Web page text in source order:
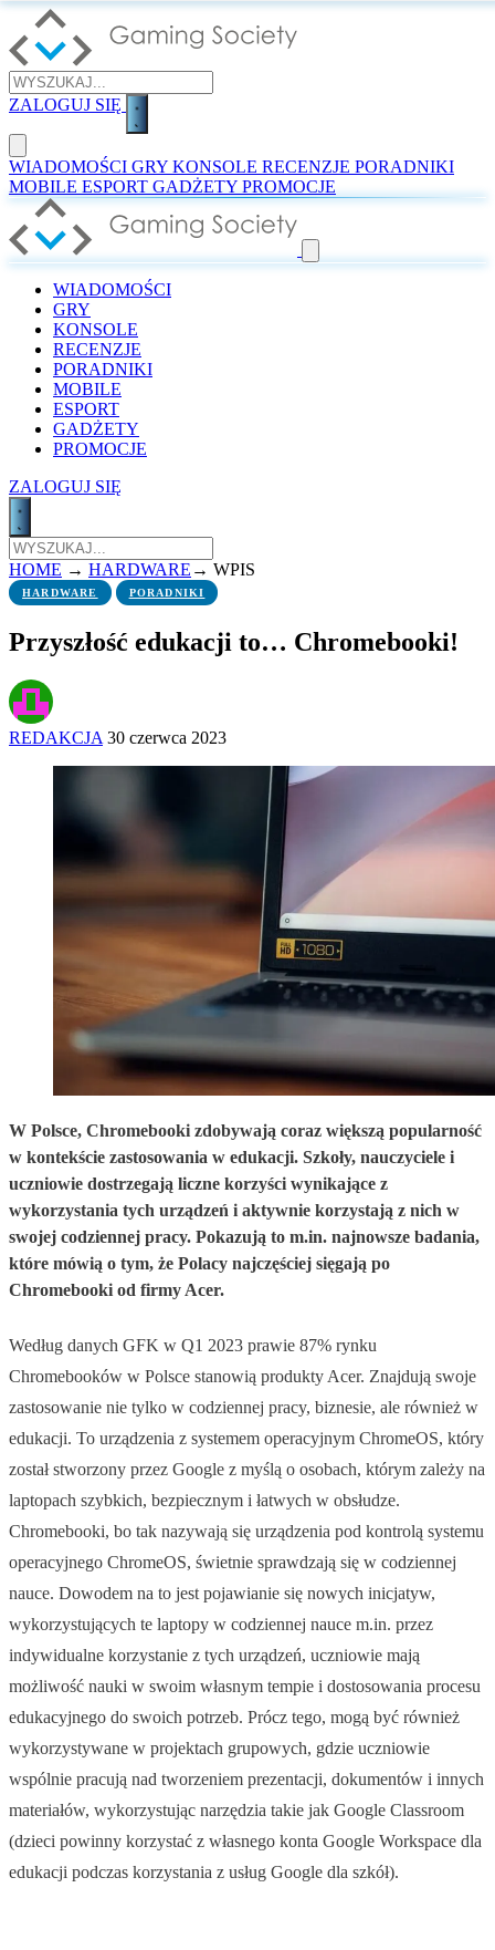
ZALOGUJ SIĘ
WIADOMOŚCI GRY KONSOLE RECENZJE PORADNIKI
MOBILE ESPORT GADŻETY PROMOCJE
WIADOMOŚCI
GRY
KONSOLE
RECENZJE
PORADNIKI
MOBILE
ESPORT
GADŻETY
PROMOCJE
ZALOGUJ SIĘ
HOME → HARDWARE → WPIS
HARDWARE PORADNIKI
Przyszłość edukacji to… Chromebooki!
REDAKCJA 30 czerwca 2023
W Polsce, Chromebooki zdobywają coraz większą popularność
w kontekście zastosowania w edukacji. Szkoły, nauczyciele i
uczniowie dostrzegają liczne korzyści wynikające z
wykorzystania tych urządzeń i aktywnie korzystają z nich w
swojej codziennej pracy. Pokazują to m.in. najnowsze badania,
które mówią o tym, że Polacy najczęściej sięgają po
Chromebooki od firmy Acer.
Według danych GFK w Q1 2023 prawie 87% rynku
Chromebooków w Polsce stanowią produkty Acer. Znajdują swoje
zastosowanie nie tylko w codziennej pracy, biznesie, ale również w
edukacji. To urządzenia z systemem operacyjnym ChromeOS, który
został stworzony przez Google z myślą o osobach, którym zależy na
laptopach szybkich, bezpiecznym i łatwych w obsłudze.
Chromebooki, bo tak nazywają się urządzenia pod kontrolą systemu
operacyjnego ChromeOS, świetnie sprawdzają się w codziennej
nauce. Dowodem na to jest pojawianie się nowych inicjatyw,
wykorzystujących te laptopy w codziennej nauce m.in. przez
indywidualne korzystanie z tych urządzeń, uczniowie mają
możliwość nauki w swoim własnym tempie i dostosowania procesu
edukacyjnego do swoich potrzeb. Prócz tego, mogą być również
wykorzystywane w projektach grupowych, gdzie uczniowie
wspólnie pracują nad tworzeniem prezentacji, dokumentów i innych
materiałów, wykorzystując narzędzia takie jak Google Classroom
(dzieci powinny korzystać z własnego konta Google Workspace dla
edukacji podczas korzystania z usług Google dla szkół).